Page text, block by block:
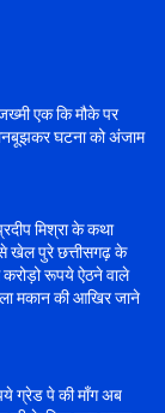
एक कि मौके पर
घटना को अंजाम
मिश्रा के कथा
खेल पुरे छत्तीसगढ़ के
रूपये ऐठने वाले
मकान की आखिर जाने
ग्रेड पे की माँग अब